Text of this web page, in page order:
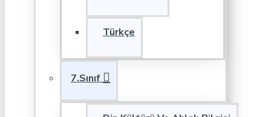
Türkçe
7.Sınıf